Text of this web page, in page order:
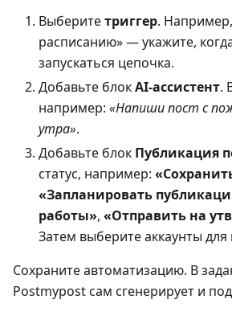
Выберитетриггер.
расписанию» — укажите,
запускаться цепочка.
Добавьте блокAI-ассистент.
например: «Напиши пост с
утра».
Добавьте блок Публикация
статус, например:
«Запланировать
работы», «Отправить на
Затем выберите аккаунты для
Сохраните автоматизацию. В
Postmypost сам сгенерирует и